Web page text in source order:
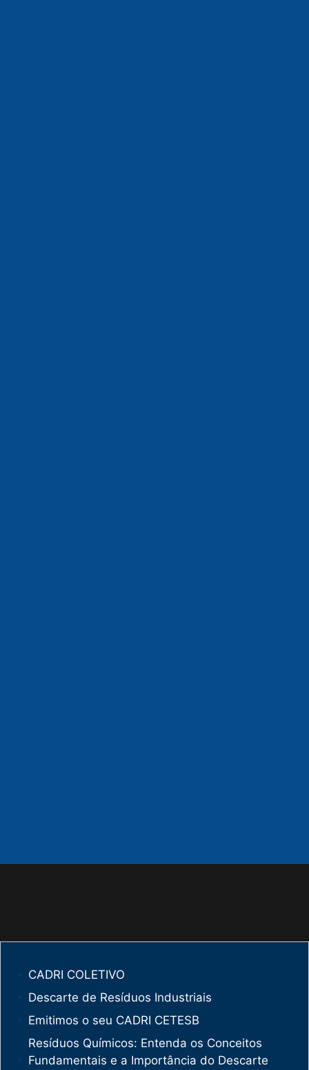
CADRI COLETIVO
Descarte de Resíduos Industriais
Emitimos o seu CADRI CETESB
Resíduos Químicos: Entenda os Conceitos
Fundamentais e a Importância do Descarte